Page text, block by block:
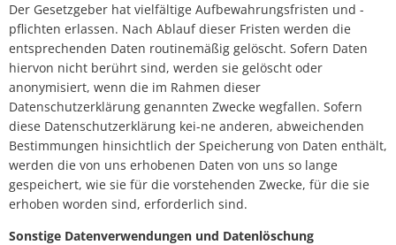
Der Gesetzgeber hat vielfältige Aufbewahrungsfristen und -
pflichten erlassen. Nach Ablauf dieser Fristen werden die
entsprechenden Daten routinemäßig gelöscht. Sofern Daten
hiervon nicht berührt sind, werden sie gelöscht oder
anonymisiert, wenn die im Rahmen dieser
Datenschutzerklärung genannten Zwecke wegfallen. Sofern
diese Datenschutzerklärung kei-ne anderen, abweichenden
Bestimmungen hinsichtlich der Speicherung von Daten enthält,
werden die von uns erhobenen Daten von uns so lange
gespeichert, wie sie für die vorstehenden Zwecke, für die sie
erhoben worden sind, erforderlich sind.
Sonstige Datenverwendungen und Datenlöschung